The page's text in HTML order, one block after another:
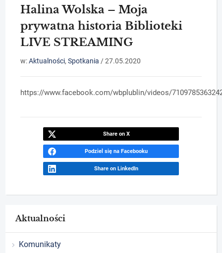
Halina Wolska – Moja
prywatna historia Biblioteki
LIVE STREAMING
w:Aktualności,Spotkania /27.05.2020
https://www.facebook.com/wbplublin/videos/
Share on X
Podziel się na Facebooku
Share on LinkedIn
Aktualności
Komunikaty